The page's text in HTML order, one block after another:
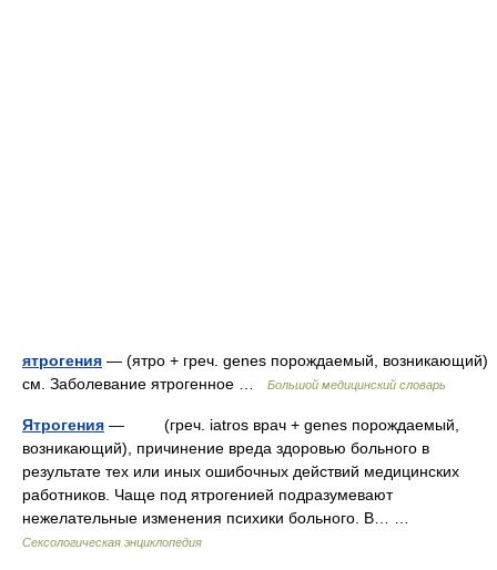
ятрогения — (ятро + греч. genes порождаемый, возникающий)
см. Заболевание ятрогенное …
Большой медицинский словарь
Ятрогения — (греч. iatros врач + genes порождаемый,
возникающий), причинение вреда здоровью больного в
результате тех или иных ошибочных действий медицинских
работников. Чаще под ятрогенией подразумевают
нежелательные изменения психики больного. В… …
Сексологическая энциклопедия